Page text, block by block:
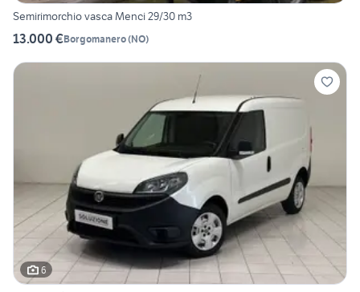
Semirimorchio vasca Menci 29/30 m3
13.000 €Borgomanero(NO)
6